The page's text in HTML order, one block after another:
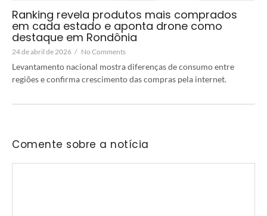
Ranking revela produtos mais comprados
em cada estado e aponta drone como
destaque em Rondônia
24 de abril de 2026 / No Comments
Levantamento nacional mostra diferenças de consumo entre
regiões e confirma crescimento das compras pela internet.
Comente sobre a notícia